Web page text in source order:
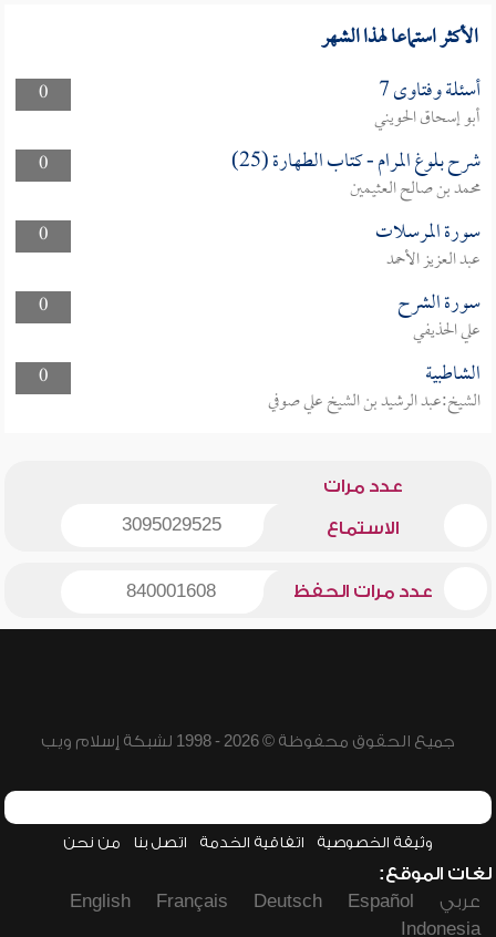
الأكثر استماعا لهذا الشهر
0 أسئلة وفتاوى 7
أبو إسحاق الحويني
0
شرح بلوغ المرام - كتاب الطهارة (25)
محمد بن صالح العثيمين
0
سورة المرسلات
عبد العزيز الأحمد
0
سورة الشرح
علي الحذيفي
0
الشاطبية
الشيخ:عبد الرشيد بن الشيخ علي صوفي
عدد مرات
الاستماع 3095029525
عدد مرات الحفظ 840001608
جميع الحقوق محفوظة © 2026 - 1998 لشبكة إسلام ويب
وثيقة الخصوصية اتفاقية الخدمة اتصل بنا من نحن
لغات الموقع:
عربي
Español
Deutsch
Français
English
Indonesia